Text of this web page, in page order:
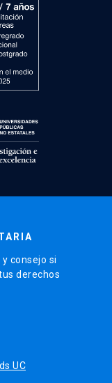
consejo si
derechos
UC